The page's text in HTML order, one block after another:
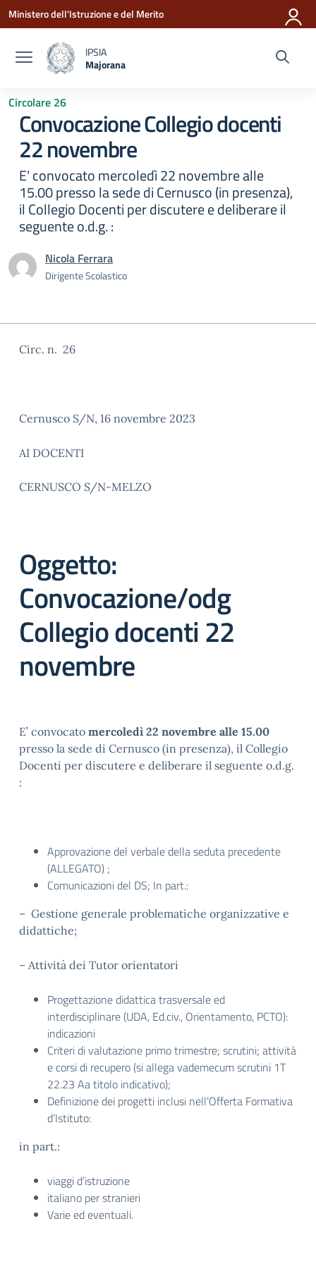
Vai ai contenuti
Vai al menu di navigazione
Vai al footer
Ministero dell'Istruzione e del Merito
IPSIA
Majorana
Circolare 26
Convocazione Collegio docenti
22 novembre
E' convocato mercoledì 22 novembre alle
15.00 presso la sede di Cernusco (in presenza),
il Collegio Docenti per discutere e deliberare il
seguente o.d.g. :
Nicola Ferrara
Dirigente Scolastico
Circ. n. 26
Cernusco S/N, 16 novembre 2023
AI DOCENTI
CERNUSCO S/N-MELZO
Oggetto:
Convocazione/odg
Collegio docenti 22
novembre
E’ convocato mercoledì 22 novembre alle 15.00
presso la sede di Cernusco (in presenza), il Collegio
Docenti per discutere e deliberare il seguente o.d.g.
:
Approvazione del verbale della seduta precedente
(ALLEGATO) ;
Comunicazioni del DS; In part.:
– Gestione generale problematiche organizzative e
didattiche;
– Attività dei Tutor orientatori
Progettazione didattica trasversale ed
interdisciplinare (UDA, Ed.civ., Orientamento, PCTO):
indicazioni
Criteri di valutazione primo trimestre; scrutini; attività
e corsi di recupero (si allega vademecum scrutini 1T
22.23 Aa titolo indicativo);
Definizione dei progetti inclusi nell’Offerta Formativa
d’Istituto:
in part.:
viaggi d’istruzione
italiano per stranieri
Varie ed eventuali.